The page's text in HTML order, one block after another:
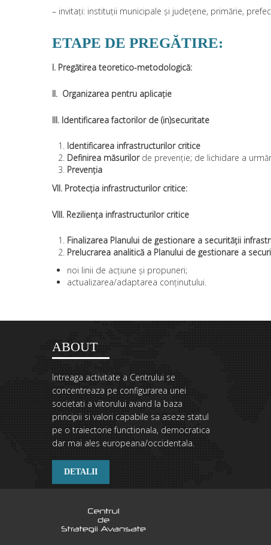
– invitați: instituții municipale și județene, primărie,
ETAPE DE PREGĂTIRE:
I. Pregătirea teoretico-metodologică:
II. Organizarea pentru aplicație
III. Identificarea factorilor de (in)securitate
Identificarea infrastructurilor critice
Definirea măsurilor de prevenție; de lichidare a
Prevenția
VII. Protecția infrastructurilor critice:
VIII. Reziliența infrastructurilor critice
Finalizarea Planului de gestionare a securității
Prelucrarea analitică a Planului de gestionare a
noi linii de acțiune și propuneri;
actualizarea/adaptarea conținutului.
ABOUT
Intreaga activitate a Centrului se
concentreaza pe configurarea unei
societati a viitorului avand la baza
principii si valori capabile sa aseze statul
pe o traiectorie functionala, democratica
dar mai ales europeana/occidentala.
DETALII